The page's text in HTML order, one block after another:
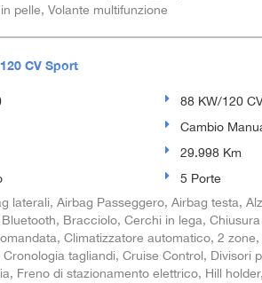
pelle, Volante multifunzione
CV Sport
88 KW/120
Cambio
29.998 Km
5 Porte
laterali, Airbag Passeggero, Airbag testa,
Bracciolo, Cerchi in lega,
Climatizzatore automatico, 2
tagliandi, Cruise Control, Divisori
Freno di stazionamento elettrico, Hill